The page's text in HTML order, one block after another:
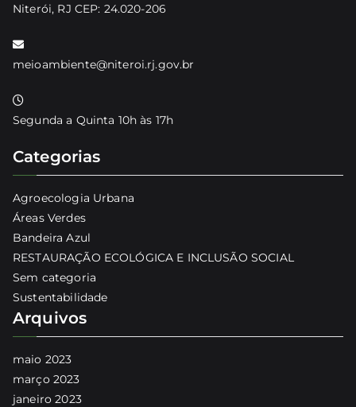
Niterói, RJ CEP: 24.020-206
meioambiente@niteroi.rj.gov.br
Segunda a Quinta 10h às 17h
Categorias
Agroecologia Urbana
Áreas Verdes
Bandeira Azul
RESTAURAÇÃO ECOLÓGICA E INCLUSÃO SOCIAL
Sem categoria
Sustentabilidade
Arquivos
maio 2023
março 2023
janeiro 2023